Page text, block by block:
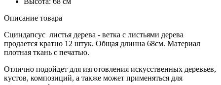
Описание товара
Сциндапсус листья дерева - ветка с листьями дерева
продается кратно 12 штук. Общая длинна 68см. Материал
плотная ткань с печатью.
Отлично подойдет для изготовления искусственных деревьев,
кустов, композиций, а также может применяться для